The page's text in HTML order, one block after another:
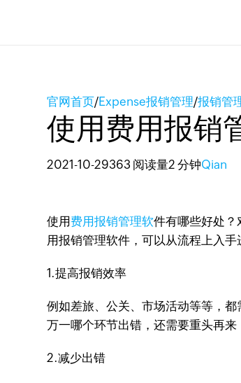
官网首页/Expense报销管理/报销管
使用费用报销
2021-10-29363 阅读量2 分钟Qian
使用 费用报销管理软件有哪些好处
用报销管理软件，可以从流程上入手
1.提高报销效率
例如差旅、公关、市场活动等等，
万一哪个环节出错，还需要重头再
2.减少出错